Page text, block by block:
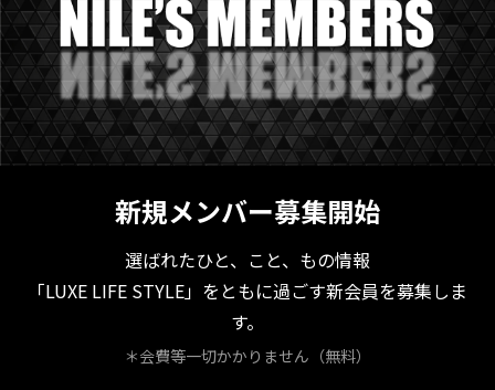
新規メンバー募集開始
選ばれたひと、こと、もの情報
「LUXE LIFE STYLE」をともに過ごす新会員を募集しま
す。
＊会費等一切かかりません（無料）